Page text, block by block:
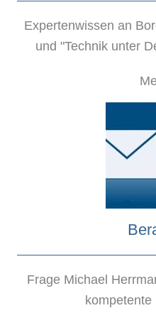
Expertenwissen an
und "Technik unter
Frage Michael
kompetente